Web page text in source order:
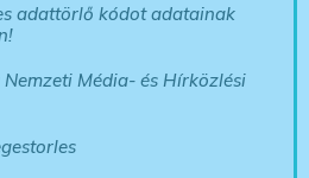
adattörlő kódot adatainak
Média- és Hírközlési